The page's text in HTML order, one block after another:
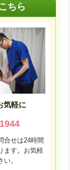
ちら
気軽に
合せは24時間
ます。お気軽
。